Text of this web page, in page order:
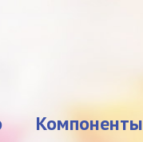
Компоненты